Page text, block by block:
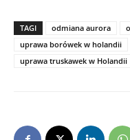
TAGI odmiana aurora
uprawa borówek w holandii
uprawa truskawek w Holandii